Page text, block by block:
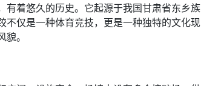
有着悠久的历史。它起源于我国甘肃省东乡族
不仅是一种体育竞技，更是一种独特的文化现
。